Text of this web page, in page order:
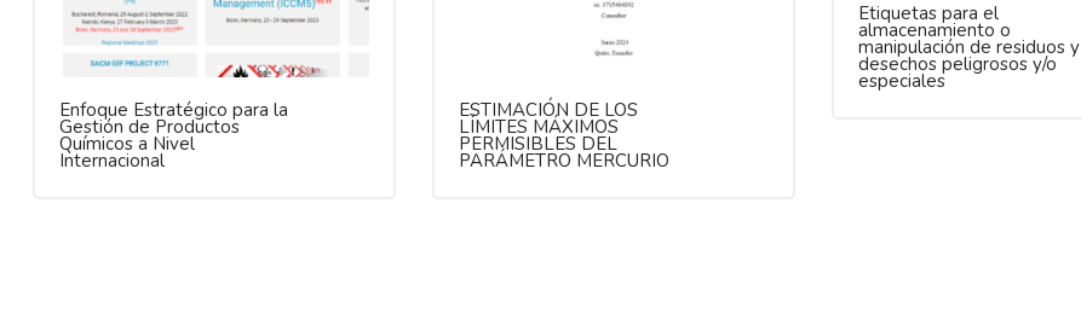
Enfoque Estratégico para la
Gestión de Productos
Químicos a Nivel
Internacional
ESTIMACIÓN DE LOS
LÍMITES MÁXIMOS
PERMISIBLES DEL
PARÁMETRO MERCURIO
Etiquetas para el
almacenamiento o
manipulación de residuos y
desechos peligrosos y/o
especiales